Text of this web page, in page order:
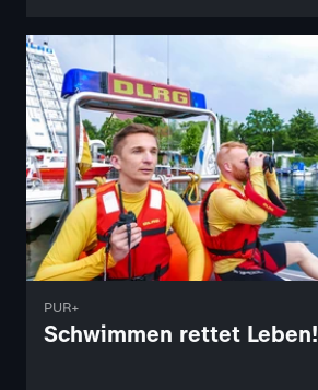
PUR+
Schwimmen rettet Leben!